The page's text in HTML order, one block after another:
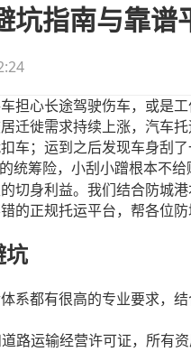
坑指南与靠谱
担心长途驾驶伤车，或是
迁徙需求持续上涨，汽车
车；运到之后发现车身刮
统筹险，小刮小蹭根本不给
切身利益。我们结合防城
正规托运平台，帮各位防
坑
都有很高的专业要求，
路运输经营许可证，所有